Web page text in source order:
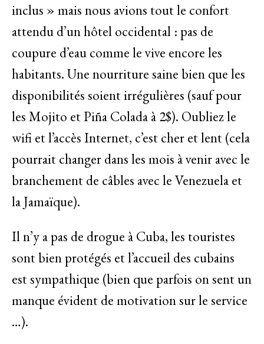
inclus » mais nous avions tout le confort
attendu d’un hôtel occidental : pas de
coupure d’eau comme le vive encore les
habitants. Une nourriture saine bien que les
disponibilités soient irrégulières (sauf pour
les Mojito et Piña Colada à 2$). Oubliez le
wifi et l’accès Internet, c’est cher et lent (cela
pourrait changer dans les mois à venir avec le
branchement de câbles avec le Venezuela et
la Jamaïque).
Il n’y a pas de drogue à Cuba, les touristes
sont bien protégés et l’accueil des cubains
est sympathique (bien que parfois on sent un
manque évident de motivation sur le service
…).